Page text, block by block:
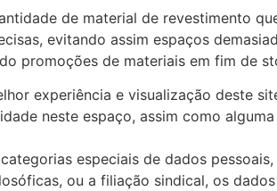
de material de revestimento
evitando assim espaços
promoções de materiais em fim de
experiência e visualização deste
neste espaço, assim como
especiais de dados
ou a filiação sindical, os